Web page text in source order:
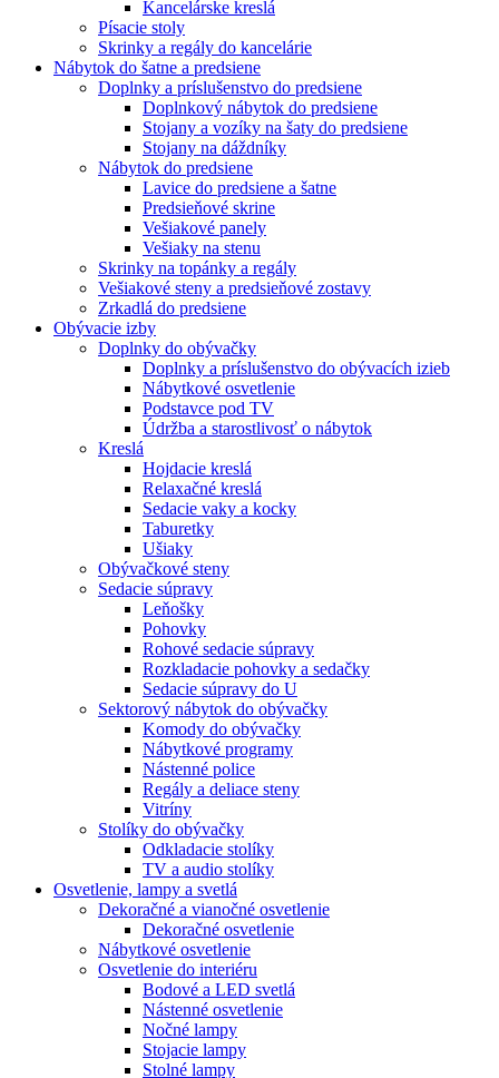
Kancelárske kreslá
Písacie stoly
Skrinky a regály do kancelárie
Nábytok do šatne a predsiene
Doplnky a príslušenstvo do predsiene
Doplnkový nábytok do predsiene
Stojany a vozíky na šaty do predsiene
Stojany na dáždníky
Nábytok do predsiene
Lavice do predsiene a šatne
Predsieňové skrine
Vešiakové panely
Vešiaky na stenu
Skrinky na topánky a regály
Vešiakové steny a predsieňové zostavy
Zrkadlá do predsiene
Obývacie izby
Doplnky do obývačky
Doplnky a príslušenstvo do obývacích izieb
Nábytkové osvetlenie
Podstavce pod TV
Údržba a starostlivosť o nábytok
Kreslá
Hojdacie kreslá
Relaxačné kreslá
Sedacie vaky a kocky
Taburetky
Ušiaky
Obývačkové steny
Sedacie súpravy
Leňošky
Pohovky
Rohové sedacie súpravy
Rozkladacie pohovky a sedačky
Sedacie súpravy do U
Sektorový nábytok do obývačky
Komody do obývačky
Nábytkové programy
Nástenné police
Regály a deliace steny
Vitríny
Stolíky do obývačky
Odkladacie stolíky
TV a audio stolíky
Osvetlenie, lampy a svetlá
Dekoračné a vianočné osvetlenie
Dekoračné osvetlenie
Nábytkové osvetlenie
Osvetlenie do interiéru
Bodové a LED svetlá
Nástenné osvetlenie
Nočné lampy
Stojacie lampy
Stolné lampy